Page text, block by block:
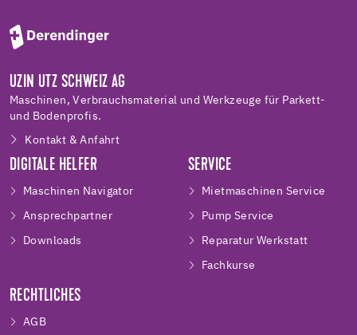
UZIN UTZ SCHWEIZ AG
Maschinen, Verbrauchsmaterial und Werkzeuge für Parkett-
und Bodenprofis.
Kontakt & Anfahrt
DIGITALE HELFER
Maschinen Navigator
Ansprechpartner
Downloads
SERVICE
Mietmaschinen Service
Pump Service
Reparatur Werkstatt
Fachkurse
RECHTLICHES
AGB